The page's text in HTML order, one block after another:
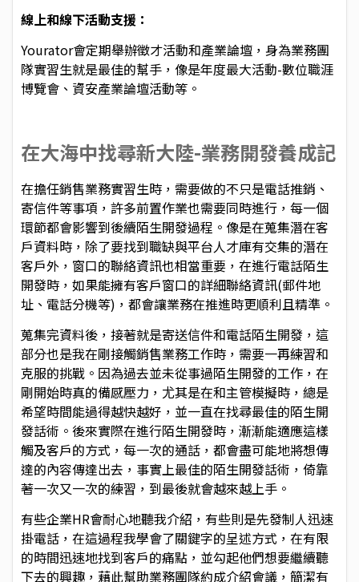
線上和線下活動支援：
Yourator會定期舉辦徵才活動和產業論壇，身為業務團
隊實習生就是最佳的幫手，像是年度最大活動-數位職涯
博覽會、資安產業論壇活動等。
在大海中找尋新大陸-業務開發養成記
在擔任銷售業務實習生時，需要做的不只是電話推銷、
寄信件等事項，許多前置作業也需要同時進行，每一個
環節都會影響到後續陌生開發過程。像是在蒐集潛在客
戶資料時，除了要找到職缺與平台人才庫有交集的潛在
客戶外，窗口的聯絡資訊也相當重要，在進行電話陌生
開發時，如果能擁有客戶窗口的詳細聯絡資訊(郵件地
址、電話分機等)，都會讓業務在推進時更順利且精準。
蒐集完資料後，接著就是寄送信件和電話陌生開發，這
部分也是我在剛接觸銷售業務工作時，需要一再練習和
克服的挑戰。因為過去並未從事過陌生開發的工作，在
剛開始時真的備感壓力，尤其是在和主管模擬時，總是
希望時間能過得越快越好，並一直在找尋最佳的陌生開
發話術。後來實際在進行陌生開發時，漸漸能適應這樣
觸及客戶的方式，每一次的通話，都會盡可能地將想傳
達的內容傳達出去，事實上最佳的陌生開發話術，倚靠
著一次又一次的練習，到最後就會越來越上手。
有些企業HR會耐心地聽我介紹，有些則是先發制人迅速
掛電話，在這過程我學會了關鍵字的呈述方式，在有限
的時間迅速地找到客戶的痛點，並勾起他們想要繼續聽
下去的興趣，藉此幫助業務團隊約成介紹會議，簡潔有